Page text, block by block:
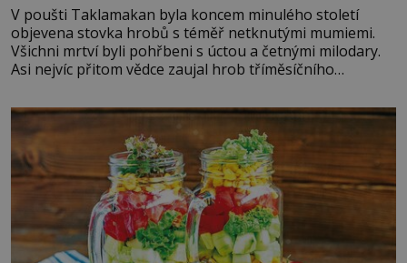
V poušti Taklamakan byla koncem minulého století
objevena stovka hrobů s téměř netknutými mumiemi.
Všichni mrtví byli pohřbeni s úctou a četnými milodary.
Asi nejvíc přitom vědce zaujal hrob tříměsíčního
blonďaté vlásky. Fakt, že jsou těla dávných lidí nesmírně
dobře zachovalá, přičítají odborníci zdejším klimatickým
podmínkám. Sucho, prosolené písky a extrémně